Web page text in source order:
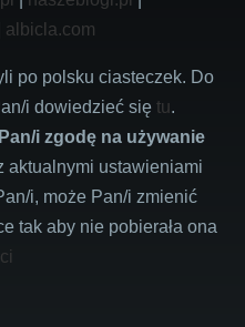
albicla.com
po polsku ciasteczek. Do
i dowiedzieć się tu.
i zgodę na używanie
aktualnymi ustawieniami
i, może Pan/i zmienić
tak aby nie pobierała ona